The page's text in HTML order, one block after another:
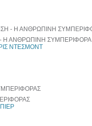
ΑΝΘΡΩΠΙΝΗ ΣΥΜΠΕΡΙΦΟΡΑ
ΝΤΕΣΜΟΝΤ